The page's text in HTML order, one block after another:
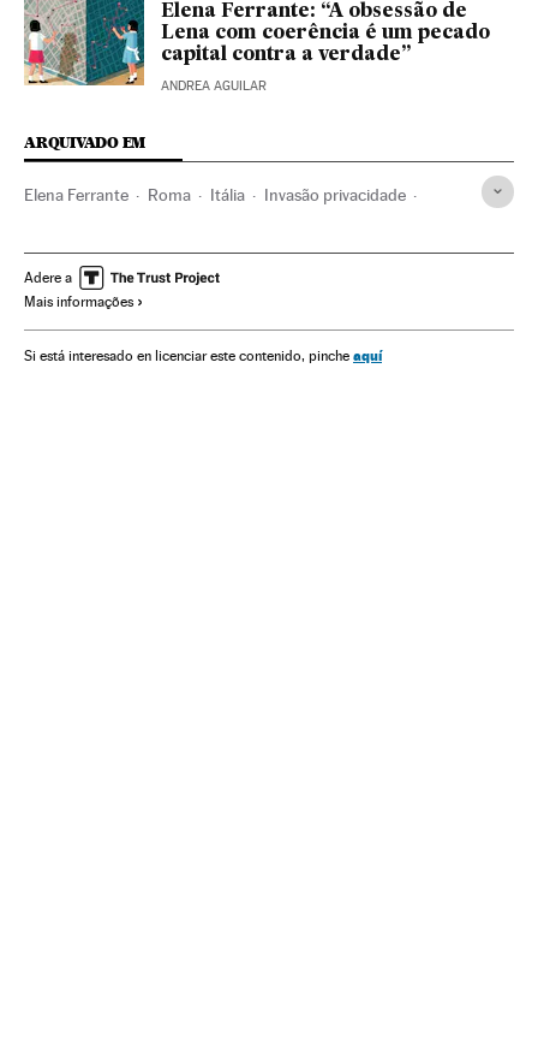
Elena Ferrante: “A obsessão de
Lena com coerência é um pecado
capital contra a verdade”
ANDREA AGUILAR
ARQUIVADO EM
Elena Ferrante Roma Itália Invasão privacidade
Adere a
Mais informações
Si está interesado en licenciar este contenido, pinche aquí